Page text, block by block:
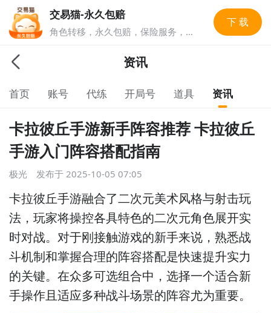
交易猫-永久包赔
角色转移，永久包赔，保险服务，实
就上交易猫，1亿玩家选择的游戏交
下 载
资讯
首页 账号 代练 开局号 道具 资讯
卡拉彼丘手游新手阵容推荐 卡拉彼丘
手游入门阵容搭配指南
极光 发布于 2025-10-05 07:05
卡拉彼丘手游融合了二次元美术风格与射击玩
法，玩家将操控各具特色的二次元角色展开实
时对战。对于刚接触游戏的新手来说，熟悉战
斗机制和掌握合理的阵容搭配是快速提升实力
的关键。在众多可选组合中，选择一个适合新
手操作且适应多种战斗场景的阵容尤为重要。